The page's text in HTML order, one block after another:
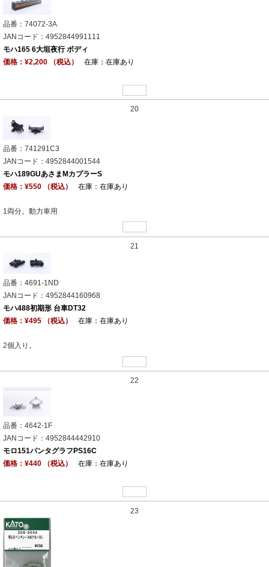
品番：74072-3A
JANコード：4952844991111
モハ165 6大垣夜行 ボディ
価格：¥2,200 （税込）
在庫：在庫あり
20
品番：741291C3
JANコード：4952844001544
モハ189GUあさまMカプラーS
価格：¥550 （税込）
在庫：在庫あり
1両分。動力車用
21
品番：4691-1ND
JANコード：4952844160968
モハ488初期形 台車DT32
価格：¥495 （税込）
在庫：在庫あり
2個入り。
22
品番：4642-1F
JANコード：4952844442910
モロ151パンタグラフPS16C
価格：¥440 （税込）
在庫：在庫あり
23